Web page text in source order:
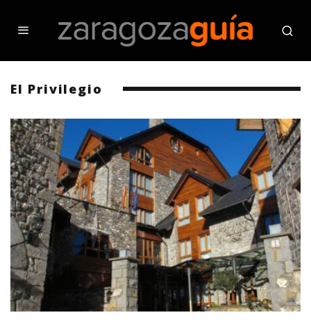
El Privilegio